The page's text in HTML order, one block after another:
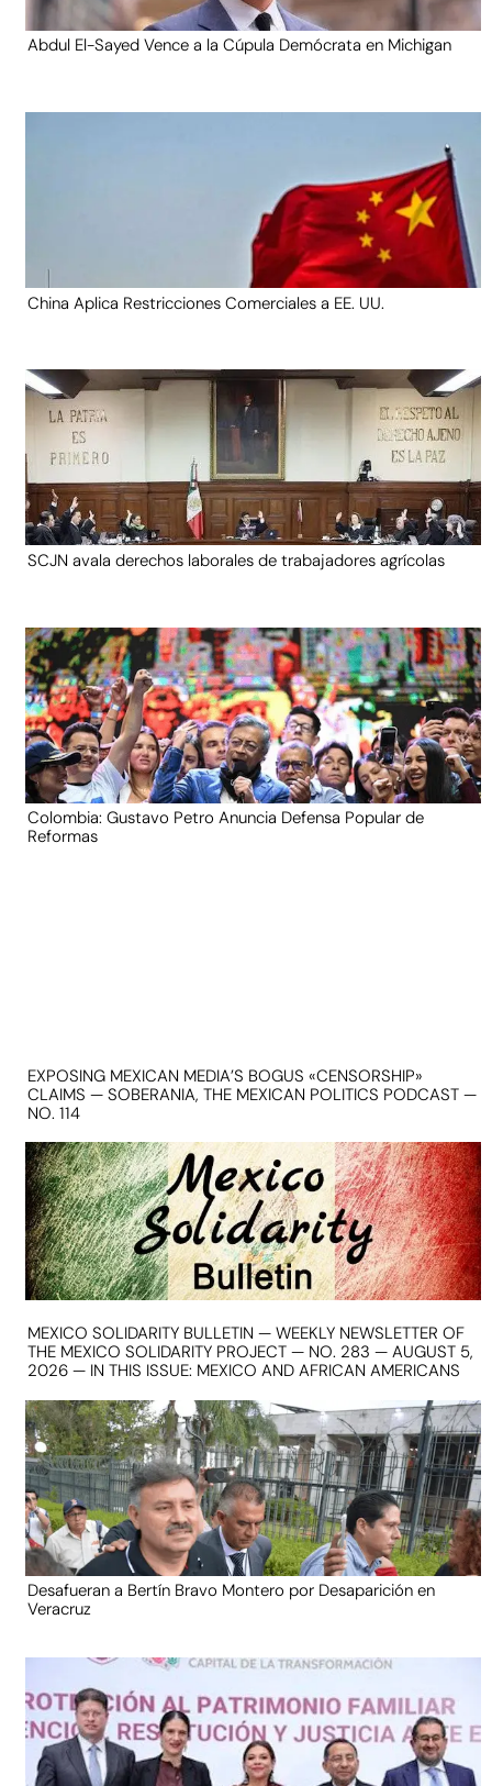
Abdul El-Sayed Vence a la Cúpula Demócrata en Michigan
China Aplica Restricciones Comerciales a EE. UU.
SCJN avala derechos laborales de trabajadores agrícolas
Colombia: Gustavo Petro Anuncia Defensa Popular de
Reformas
EXPOSING MEXICAN MEDIA’S BOGUS «CENSORSHIP»
CLAIMS — SOBERANIA, THE MEXICAN POLITICS PODCAST —
NO. 114
MEXICO SOLIDARITY BULLETIN — WEEKLY NEWSLETTER OF
THE MEXICO SOLIDARITY PROJECT — NO. 283 — AUGUST 5,
2026 — IN THIS ISSUE: MEXICO AND AFRICAN AMERICANS
Desafueran a Bertín Bravo Montero por Desaparición en
Veracruz